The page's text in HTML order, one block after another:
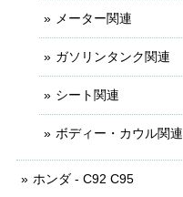
メーター関連
ガソリンタンク関連
シート関連
ボディー・カウル関連
ホンダ - C92 C95